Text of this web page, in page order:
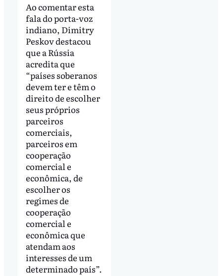
Ao comentar esta
fala do porta-voz
indiano, Dimitry
Peskov destacou
que a Rússia
acredita que
“países soberanos
devem ter e têm o
direito de escolher
seus próprios
parceiros
comerciais,
parceiros em
cooperação
comercial e
econômica, de
escolher os
regimes de
cooperação
comercial e
econômica que
atendam aos
interesses de um
determinado país”.